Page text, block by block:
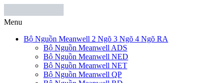
Menu
Bộ Nguồn Meanwell 2 Ngõ 3 Ngõ 4 Ngõ RA
Bộ Nguồn Meanwell ADS
Bộ Nguồn Meanwell NED
Bộ Nguồn Meanwell NET
Bộ Nguồn Meanwell QP